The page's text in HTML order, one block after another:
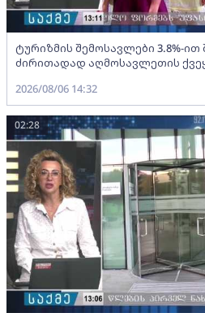
ტურიზმის შემოსავლები 3.8%-
ძირითადად აღმოსავლეთის
2026/08/06 14:32
02:28